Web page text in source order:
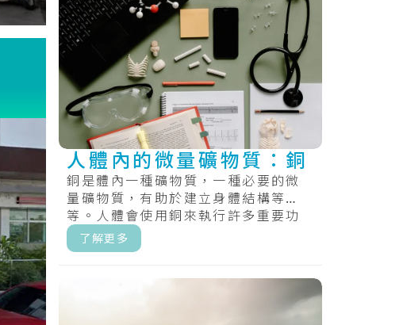
人體內的微量礦物質：銅
銅是體內一種礦物質，一種必要的微
量礦物質，有助於建立身體結構等
等。人體會使用銅來執行許多重要功
能，包括製造能量、結締組織和血
管。銅還有助.....
了解更多